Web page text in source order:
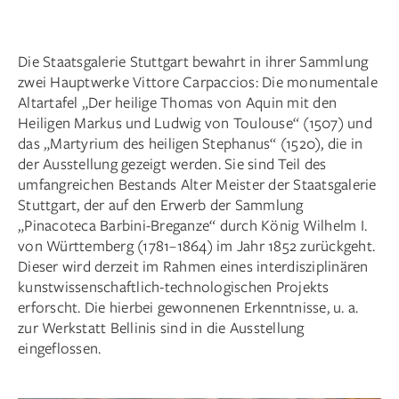
Die Staatsgalerie Stuttgart bewahrt in ihrer Sammlung
zwei Hauptwerke Vittore Carpaccios: Die monumentale
Altartafel „Der heilige Thomas von Aquin mit den
Heiligen Markus und Ludwig von Toulouse“ (1507) und
das „Martyrium des heiligen Stephanus“ (1520), die in
der Ausstellung gezeigt werden. Sie sind Teil des
umfangreichen Bestands Alter Meister der Staatsgalerie
Stuttgart, der auf den Erwerb der Sammlung
„Pinacoteca Barbini-Breganze“ durch König Wilhelm I.
von Württemberg (1781–1864) im Jahr 1852 zurückgeht.
Dieser wird derzeit im Rahmen eines interdisziplinären
kunstwissenschaftlich-technologischen Projekts
erforscht. Die hierbei gewonnenen Erkenntnisse, u. a.
zur Werkstatt Bellinis sind in die Ausstellung
eingeflossen.